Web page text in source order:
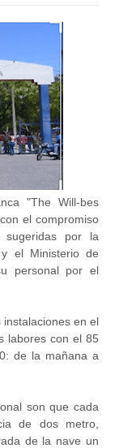
"The Will-bes
el compromiso
por la
el Ministerio de
personal por el
en el
labores con el 85
de la mañana a
son que cada
de dos metro,
de la nave un